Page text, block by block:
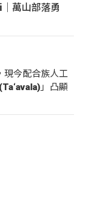
萬山部落勇
現今配合族人工
」凸顯